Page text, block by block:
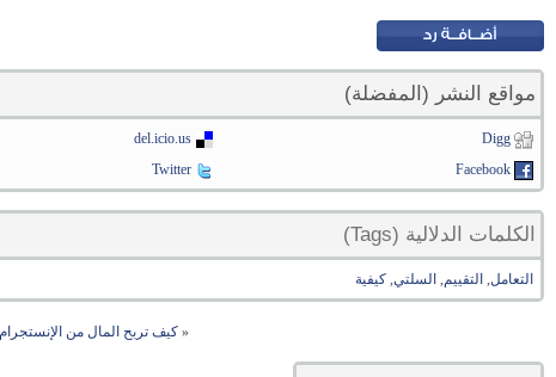
مواقع النشر (المفضلة)
Digg
del.icio.us
Facebook
Twitter
الكلمات الدلالية (Tags)
التعامل, التقييم, السلتي,كيفية
« كيف تربح المال من الإنستجرام في